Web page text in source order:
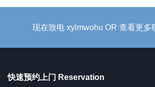
现在致电 xylmwohu OR 查看更
快速预约上门 Reservation